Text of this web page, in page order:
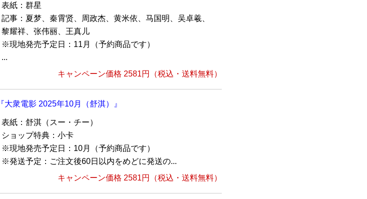
表紙：群星
記事：夏梦、秦霄贤、周政杰、黄米依、马国明、吴卓羲、
黎耀祥、张伟丽、王真儿
※現地発売予定日：11月（予約商品です）
...
キャンペーン価格 2581円
（税込・送料無料）
『大衆電影 2025年10月（舒淇）』
表紙：舒淇（スー・チー）
ショップ特典：小卡
※現地発売予定日：10月（予約商品です）
※発送予定：ご注文後60日以内をめどに発送の...
キャンペーン価格 2581円
（税込・送料無料）